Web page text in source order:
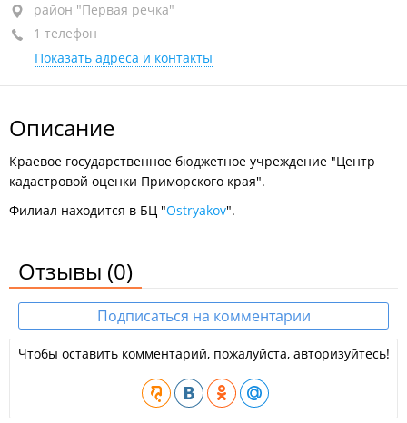
район "Первая речка", пр-т Острякова, 49
БЦ "Ostryakov", 5-й этаж, оф. 505
+7 (423) 240-08-50
район "Первая речка"
1 телефон
Показать адреса и контакты
Описание
Краевое государственное бюджетное учреждение "Центр
кадастровой оценки Приморского края".
Филиал находится в БЦ "Ostryakov".
Отзывы (0)
Подписаться на комментарии
Чтобы оставить комментарий, пожалуйста, авторизуйтесь!